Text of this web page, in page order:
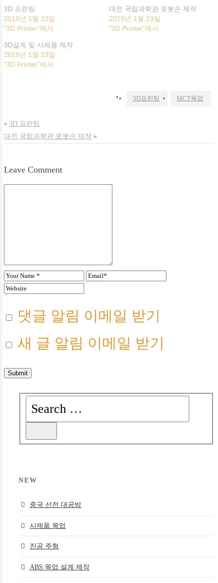
창
에
서
열
림)
릭
하
세
(새
창
에
서
열
3D 프린팅
2019년 1월 23일
"3D Printer"에서
대전 국립과학관 로봇손 제작
2019년 1월 23일
"3D Printer"에서
3D설계 및 시제품 제작
2019년 1월 23일
"3D Printer"에서
3D프린팅 MCT목업
« 3D 프린팅
대전 국립과학관 로봇손 제작 »
Leave Comment
댓글 알림 이메일 받기
새 글 알림 이메일 받기
NEW
중국 선전 대공방
시제품 목업
진공 주형
ABS 목업 설계 제작